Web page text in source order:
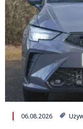
06.08.2026